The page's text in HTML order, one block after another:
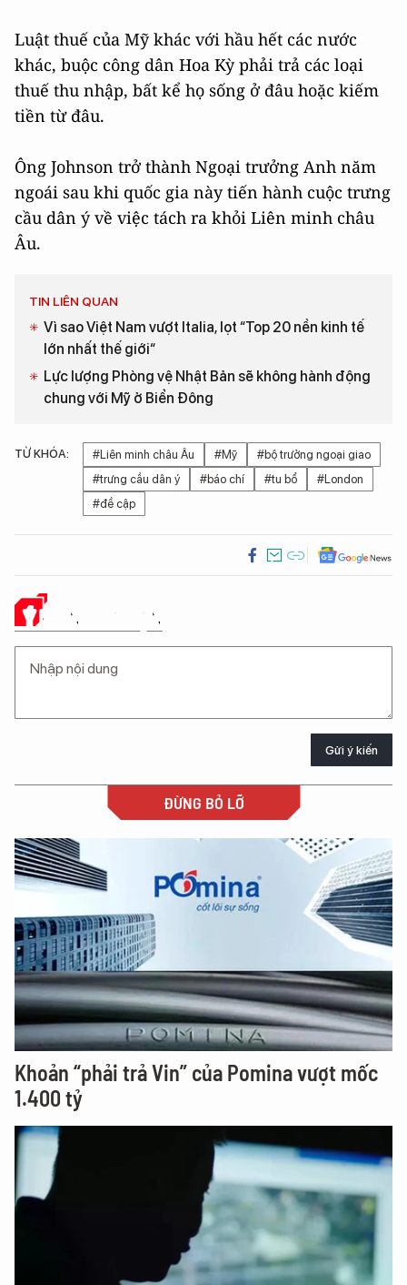
Luật thuế của Mỹ khác với hầu hết các nước
khác, buộc công dân Hoa Kỳ phải trả các loại
thuế thu nhập, bất kể họ sống ở đâu hoặc kiếm
tiền từ đâu.
Ông Johnson trở thành Ngoại trưởng Anh năm
ngoái sau khi quốc gia này tiến hành cuộc trưng
cầu dân ý về việc tách ra khỏi Liên minh châu
Âu.
TIN LIÊN QUAN
Vì sao Việt Nam vượt Italia, lọt “Top 20 nền kinh tế
lớn nhất thế giới“
Lực lượng Phòng vệ Nhật Bản sẽ không hành động
chung với Mỹ ở Biển Đông
TỪ KHÓA: #Liên minh châu Âu #Mỹ
#bộ trưởng ngoại giao
#trưng cầu dân ý
#báo chí #tu bổ
#London
#đề cập
Ý KIẾN CỦA BẠN
Gửi ý kiến
ĐỪNG BỎ LỠ
Khoản “phải trả Vin” của Pomina vượt mốc
1.400 tỷ